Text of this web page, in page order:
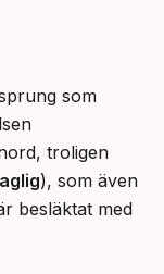
som
troligen
), som även
besläktat med